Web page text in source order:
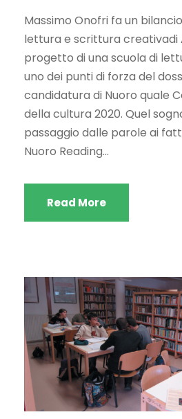
Massimo Onofri fa un
lettura e scrittura creativadi
progetto di una scuola di
uno dei punti di forza del
candidatura di Nuoro quale
della cultura 2020. Quel
passaggio dalle parole ai
Nuoro Reading...
Read More